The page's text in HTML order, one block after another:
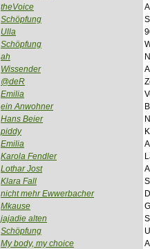
theVoice
Schöpfung
Ulla
Schöpfung
ah
Wissender
@deR
Emilia
ein Anwohner
Hans Beier
piddy
Emilia
Karola Fendler
Lothar Jost
Klara Fall
nicht mehr Ewwerbacher
Mkause
jajadie alten
Schöpfung
My body, my choice